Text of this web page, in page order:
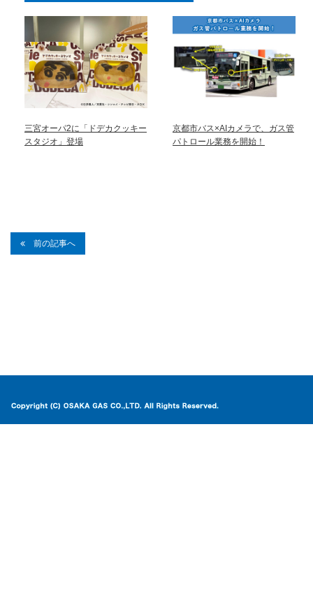
三宮オーパ2に「ドデカクッキー
スタジオ」登場
京都市バス×AIカメラで、ガス管
パトロール業務を開始！
前の記事へ